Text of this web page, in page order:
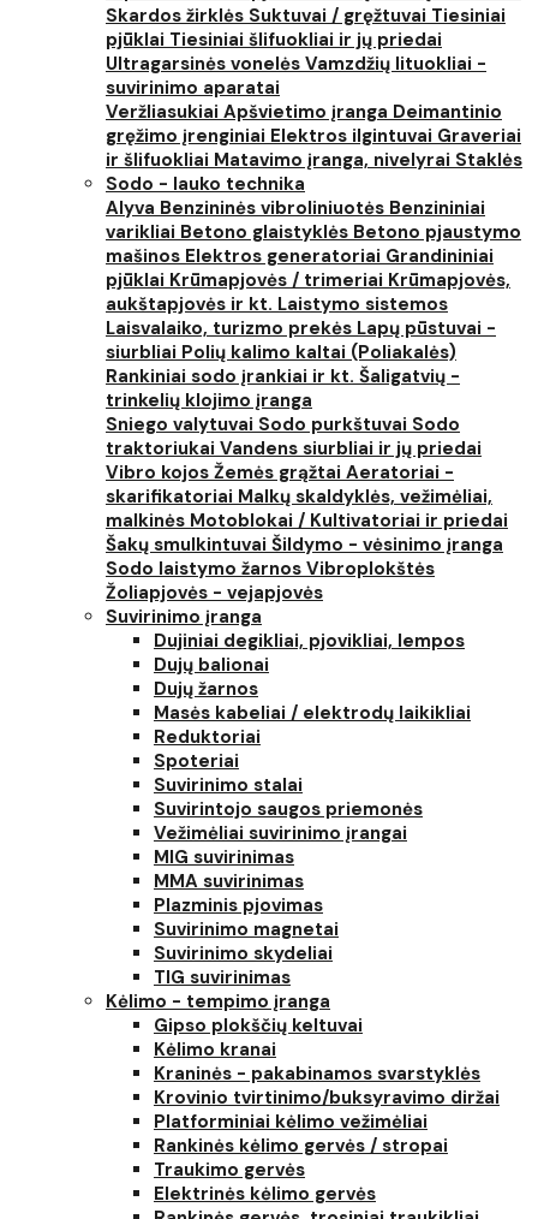
Skardos žirklės Suktuvai / gręžtuvai Tiesiniai
pjūklai Tiesiniai šlifuokliai ir jų priedai
Ultragarsinės vonelės Vamzdžių lituokliai -
suvirinimo aparatai
Veržliasukiai Apšvietimo įranga Deimantinio
gręžimo įrenginiai Elektros ilgintuvai Graveriai
ir šlifuokliai Matavimo įranga, nivelyrai Staklės
Sodo - lauko technika
Alyva Benzininės vibroliniuotės Benzininiai
varikliai Betono glaistyklės Betono pjaustymo
mašinos Elektros generatoriai Grandininiai
pjūklai Krūmapjovės / trimeriai Krūmapjovės,
aukštapjovės ir kt. Laistymo sistemos
Laisvalaiko, turizmo prekės Lapų pūstuvai -
siurbliai Polių kalimo kaltai (Poliakalės)
Rankiniai sodo įrankiai ir kt. Šaligatvių -
trinkelių klojimo įranga
Sniego valytuvai Sodo purkštuvai Sodo
traktoriukai Vandens siurbliai ir jų priedai
Vibro kojos Žemės grąžtai Aeratoriai -
skarifikatoriai Malkų skaldyklės, vežimėliai,
malkinės Motoblokai / Kultivatoriai ir priedai
Šakų smulkintuvai Šildymo - vėsinimo įranga
Sodo laistymo žarnos Vibroplokštės
Žoliapjovės - vejapjovės
Suvirinimo įranga
Dujiniai degikliai, pjovikliai, lempos
Dujų balionai
Dujų žarnos
Masės kabeliai / elektrodų laikikliai
Reduktoriai
Spoteriai
Suvirinimo stalai
Suvirintojo saugos priemonės
Vežimėliai suvirinimo įrangai
MIG suvirinimas
MMA suvirinimas
Plazminis pjovimas
Suvirinimo magnetai
Suvirinimo skydeliai
TIG suvirinimas
Kėlimo - tempimo įranga
Gipso plokščių keltuvai
Kėlimo kranai
Kraninės - pakabinamos svarstyklės
Krovinio tvirtinimo/buksyravimo diržai
Platforminiai kėlimo vežimėliai
Rankinės kėlimo gervės / stropai
Traukimo gervės
Elektrinės kėlimo gervės